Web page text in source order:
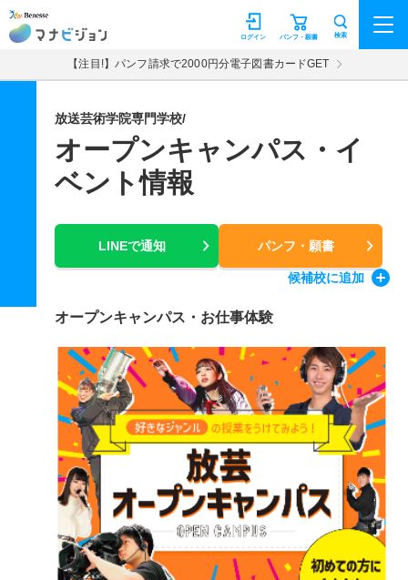
マナビジョン パンフ・願書
ログイン 検索
【注目!】パンフ請求で2000円分電子図書カードGET
放送芸術学院専門学校/
オープンキャンパス・イ
ベント情報
LINEで通知 パンフ・願書
候補校に追加
オープンキャンパス・お仕事体験